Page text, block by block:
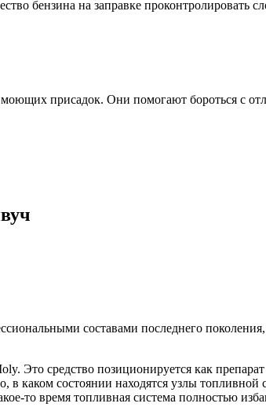
бензина на заправке проконтролировать
присадок. Они помогают бороться с
составами последнего
Это средство позиционируется как
каком состоянии находятся узлы
то время топливная система полностью